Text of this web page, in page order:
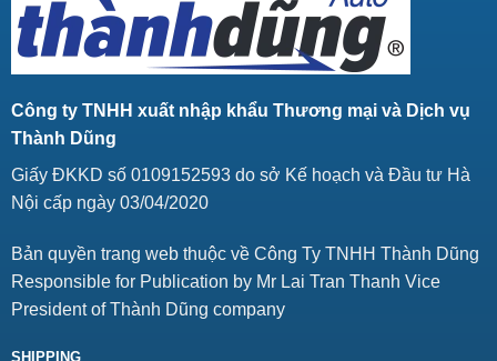
Công ty TNHH xuất nhập khẩu Thương mại và Dịch vụ
Thành Dũng
Giấy ĐKKD số 0109152593 do sở Kế hoạch và Đầu tư Hà
Nội cấp ngày 03/04/2020
Bản quyền trang web thuộc về Công Ty TNHH Thành Dũng
Responsible for Publication by Mr Lai Tran Thanh Vice
President of Thành Dũng company
SHIPPING